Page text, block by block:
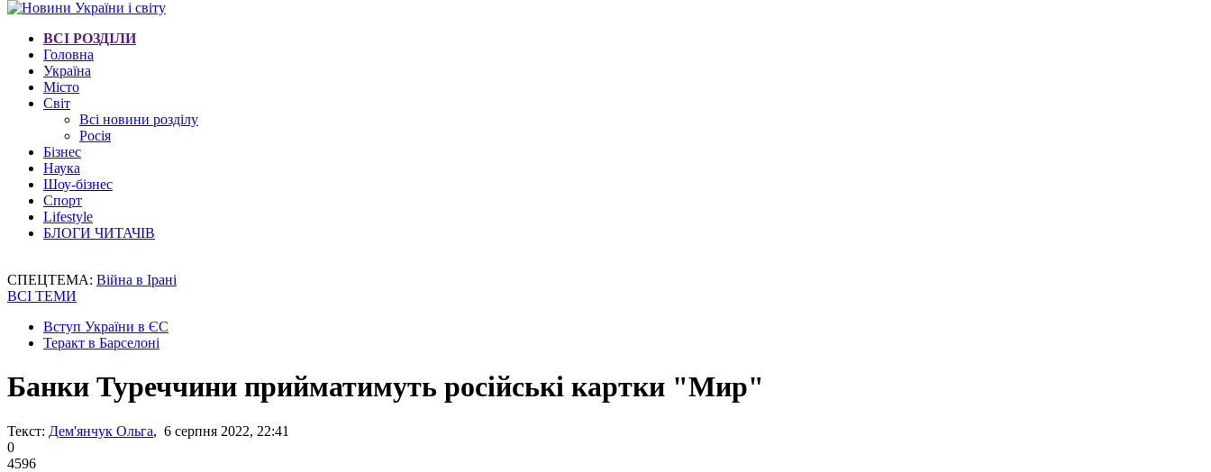
ВСІ РОЗДІЛИ
Головна
Україна
Місто
Світ
Всі новини розділу
Росія
Бізнес
Наука
Шоу-бізнес
Спорт
Lifestyle
БЛОГИ ЧИТАЧІВ
СПЕЦТЕМА: Війна в Ірані
ВСІ ТЕМИ
Вступ України в ЄС
Теракт в Барселоні
Банки Туреччини прийматимуть російські картки "Мир"
Текст: Дем'янчук Ольга, 6 серпня 2022, 22:41
0
4596